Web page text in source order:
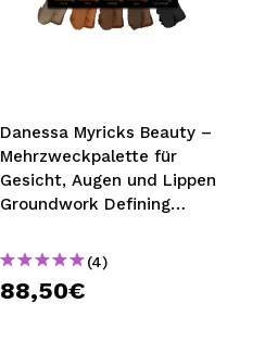
Danessa Myricks Beauty –
Mehrzweckpalette für
Gesicht, Augen und Lippen
Groundwork Defining
(4)
88,50€